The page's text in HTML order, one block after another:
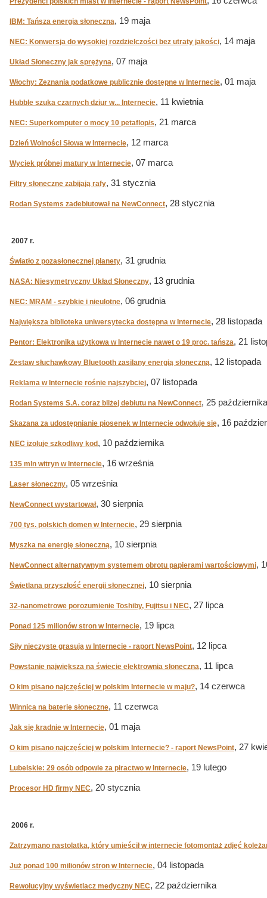
IBM: Tańsza energia słoneczna, 19 maja
NEC: Konwersja do wysokiej rozdzielczości bez utraty jakości, 14 maja
Układ Słoneczny jak sprężyna, 07 maja
Włochy: Zeznania podatkowe publicznie dostępne w Internecie, 01 maja
Hubble szuka czarnych dziur w... Internecie, 11 kwietnia
NEC: Superkomputer o mocy 10 petaflop/s, 21 marca
Dzień Wolności Słowa w Internecie, 12 marca
Wyciek próbnej matury w Internecie, 07 marca
Filtry słoneczne zabijają rafy, 31 stycznia
Rodan Systems zadebiutował na NewConnect, 28 stycznia
2007 r.
Światło z pozasłonecznej planety, 31 grudnia
NASA: Niesymetryczny Układ Słoneczny, 13 grudnia
NEC: MRAM - szybkie i nieulotne, 06 grudnia
Największa biblioteka uniwersytecka dostępna w Internecie, 28 listopada
Pentor: Elektronika użytkowa w Internecie nawet o 19 proc. tańsza, 21
Zestaw słuchawkowy Bluetooth zasilany energią słoneczną, 12 listopada
Reklama w Internecie rośnie najszybciej, 07 listopada
Rodan Systems S.A. coraz bliżej debiutu na NewConnect, 25 października
Skazana za udostępnianie piosenek w Internecie odwołuje się, 16
NEC izoluje szkodliwy kod , 10 października
135 mln witryn w Internecie, 16 września
Laser słoneczny, 05 września
NewConnect wystartował, 30 sierpnia
700 tys. polskich domen w Internecie, 29 sierpnia
Myszka na energię słoneczną, 10 sierpnia
NewConnect alternatywnym systemem obrotu papierami wartościowymi,
Świetlana przyszłość energii słonecznej, 10 sierpnia
32-nanometrowe porozumienie Toshiby, Fujitsu i NEC, 27 lipca
Ponad 125 milionów stron w Internecie, 19 lipca
Siły nieczyste grasują w Internecie - raport NewsPoint, 12 lipca
Powstanie największa na świecie elektrownia słoneczna, 11 lipca
O kim pisano najczęściej w polskim Internecie w maju?, 14 czerwca
Winnica na baterie słoneczne, 11 czerwca
Jak się kradnie w Internecie, 01 maja
O kim pisano najczęściej w polskim Internecie? - raport NewsPoint, 27
Lubelskie: 29 osób odpowie za piractwo w Internecie, 19 lutego
Procesor HD firmy NEC, 20 stycznia
2006 r.
Zatrzymano nastolatka, który umieścił w internecie fotomontaż zdjęć
Już ponad 100 milionów stron w Internecie, 04 listopada
Rewolucyjny wyświetlacz medyczny NEC, 22 października